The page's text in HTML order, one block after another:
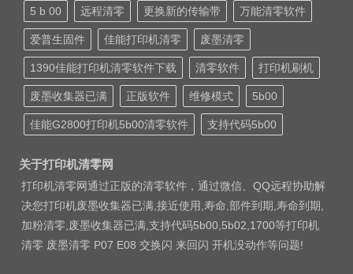
5 b 00 远程清零 更换新的传输带 万能清零软件
爱普生固件 佳能打印机清零 废墨清零
1390佳能打印机清零软件下载 清零软件 打印机刷机
废墨收集器已满 正版软件 维修模式 5b00
佳能G2800打印机5b00清零软件 支持代码5b00
关于打印机清零网
打印机清零网通过正版的清零软件，通过微信、QQ远程协助解
决您打印机废墨收集器已满,接近使用,寿命,部件到期,寿命到期,
加粉清零,废墨收集器已满,支持代码5b00,5b02,1700等打印机
清零 废墨清零 P07 E08 交换闪 来回闪 开机没动作等问题!